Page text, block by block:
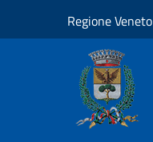
Regione Veneto